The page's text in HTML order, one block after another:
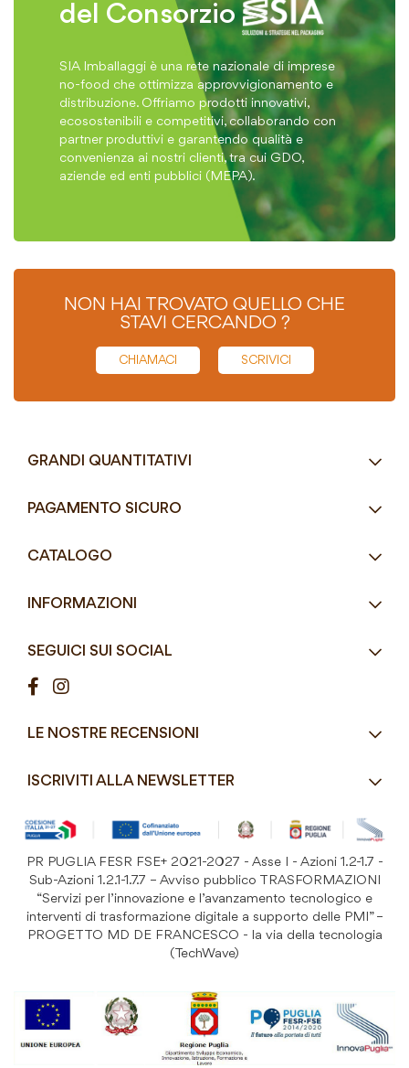
del Consorzio
SIA Imballaggi è una rete nazionale di imprese
no-food che ottimizza approvvigionamento e
distribuzione. Offriamo prodotti innovativi,
ecosostenibili e competitivi, collaborando con
partner produttivi e garantendo qualità e
convenienza ai nostri clienti, tra cui GDO,
aziende ed enti pubblici (MEPA).
NON HAI TROVATO QUELLO CHE
STAVI CERCANDO ?
CHIAMACI SCRIVICI
GRANDI QUANTITATIVI
RICHIEDI UN PREVENTIVO
Email info@mddefrancesco.it
8:30 - 12:30 / 15:00 - 19:00
PAGAMENTO SICURO
CATALOGO
Street Food e Take
Pizzerie e Panifici
Ristorazione
Detergenza e Attrezzatura
Festività
Prodotti Riutilizzabili
INFORMAZIONI
Condizioni di vendita
Costi di Spedizione
SEGUICI SUI SOCIAL
LE NOSTRE RECENSIONI
ISCRIVITI ALLA NEWSLETTER
alla
Newsletter:
ISCRIVITI
PR PUGLIA FESR FSE+ 2021-2027 - Asse I - Azioni 1.2-1.7 -
Sub-Azioni 1.2.1-1.7.7 – Avviso pubblico TRASFORMAZIONI
“Servizi per l’innovazione e l’avanzamento tecnologico e
interventi di trasformazione digitale a supporto delle PMI” –
PROGETTO MD DE FRANCESCO - la via della tecnologia
(TechWave)